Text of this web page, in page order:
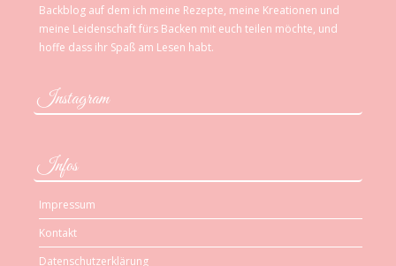
Backblog auf dem ich meine Rezepte, meine Kreationen und
meine Leidenschaft fürs Backen mit euch teilen möchte, und
hoffe dass ihr Spaß am Lesen habt.
Instagram
Infos
Impressum
Kontakt
Datenschutzerklärung